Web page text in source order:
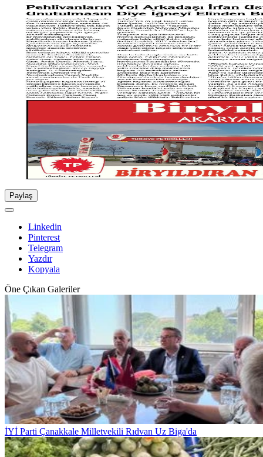
Paylaş
Linkedin
Pinterest
Telegram
Yazdır
Kopyala
Öne Çıkan Galeriler
İYİ Parti Çanakkale Milletvekili Rıdvan Uz Biga'da